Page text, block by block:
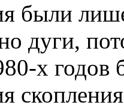
были
дуги,
х